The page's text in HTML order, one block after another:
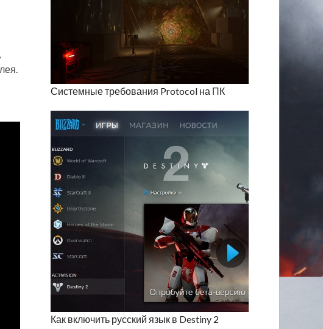
Системные требования Protocol на ПК
Как включить русский язык в Destiny 2